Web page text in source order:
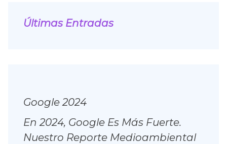
Últimas Entradas
Google 2024
En 2024, Google Es Más Fuerte.
Nuestro Reporte Medioambiental